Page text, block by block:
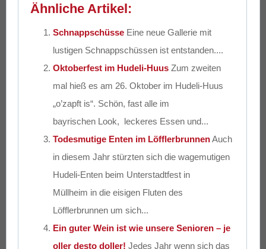
Ähnliche Artikel:
Schnappschüsse Eine neue Gallerie mit
lustigen Schnappschüssen ist entstanden....
Oktoberfest im Hudeli-Huus Zum zweiten
mal hieß es am 26. Oktober im Hudeli-Huus
„o’zapft is“. Schön, fast alle im
bayrischen Look, leckeres Essen und...
Todesmutige Enten im LöfflerbrunnenAuch
in diesem Jahr stürzten sich die wagemutigen
Hudeli-Enten beim Unterstadtfest in
Müllheim in die eisigen Fluten des
Löfflerbrunnen um sich...
Ein guter Wein ist wie unsere Senioren – je
oller desto doller! Jedes Jahr wenn sich das